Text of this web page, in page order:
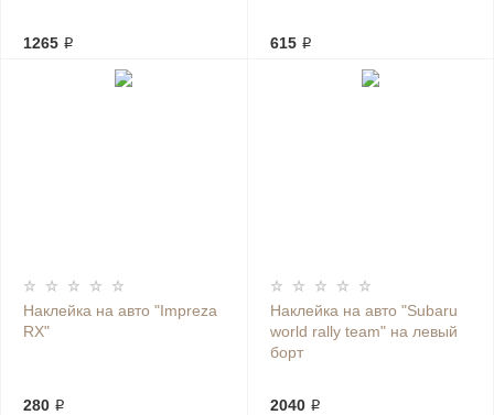
1265 ₽ 615 ₽
Наклейка на авто "Impreza
RX"
280 ₽
Наклейка на авто "Subaru
world rally team" на левый
борт
2040 ₽